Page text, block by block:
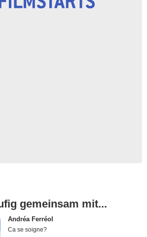
gemeinsam mit...
Andréa Ferréol
Ca se soigne?